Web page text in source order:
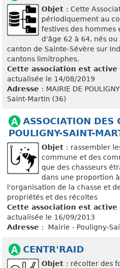
Objet : Cette
périodiquement au
festives des hommes
d'âge 62 à 64, nés
canton de Sainte-Sévère sur
cantons limitrophes.
Cette association est active
actualisée le 14/08/2019
Adresse : MAIRIE DE
Saint-Martin (36)
ASSOCIATION DES
POULIGNY-SAINT-
Objet : rassembler
commune et des
que des chasseurs
dans une proportion
l'organisation de la chasse et
propriétés et des récoltes
Cette association est active
actualisée le 16/09/2013
Adresse : Mairie - Pouligny-
CENTR'RAID
Objet : récolter des